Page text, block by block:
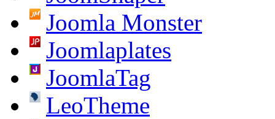
Joomla Monster
Joomlaplates
JoomlaTag
LeoTheme